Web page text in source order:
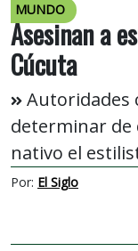
MUNDO
Asesinan a
Cúcuta
Autoridades
determinar de
nativo el
Por: El Siglo